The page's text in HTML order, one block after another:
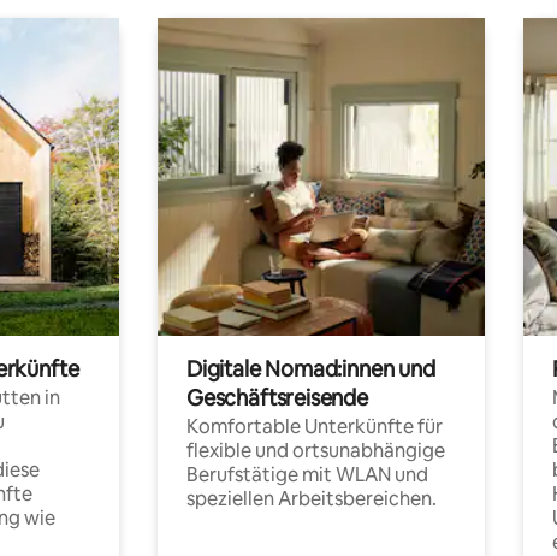
in
wie
Digitale Nomad:innen und
Geschäftsreisende
Komfortable Unterkünfte für
flexible und ortsunabhängige
Berufstätige mit WLAN und
speziellen Arbeitsbereichen.